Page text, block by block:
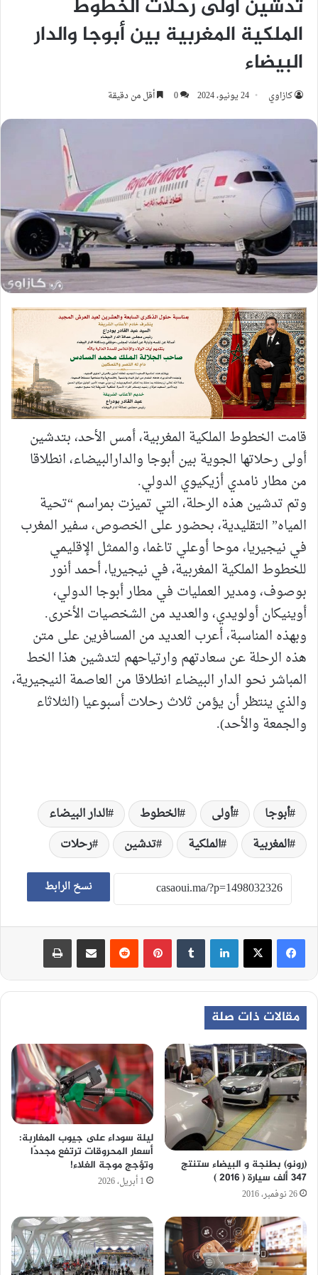
تدشين أولى رحلات الخطوط
الملكية المغربية بين أبوجا والدار
البيضاء
كازاوي 24 يونيو، 2024 0 أقل من دقيقة
قامت الخطوط الملكية المغربية، أمس الأحد، بتدشين
أولى رحلاتها الجوية بين أبوجا والدارالبيضاء، انطلاقا
من مطار نامدي أزيكيوي الدولي.
وتم تدشين هذه الرحلة، التي تميزت بمراسم “تحية
المياه” التقليدية، بحضور على الخصوص، سفير المغرب
في نيجيريا، موحا أوعلي تاغما، والممثل الإقليمي
للخطوط الملكية المغربية، في نيجيريا، أحمد أنور
بوصوف، ومدير العمليات في مطار أبوجا الدولي،
أوينيكان أولويدي، والعديد من الشخصيات الأخرى.
وبهذه المناسبة، أعرب العديد من المسافرين على متن
هذه الرحلة عن سعادتهم وارتياحهم لتدشين هذا الخط
المباشر نحو الدار البيضاء انطلاقا من العاصمة النيجيرية،
والذي ينتظر أن يؤمن ثلاث رحلات أسبوعيا (الثلاثاء
والجمعة والأحد).
أبوجا أولى الخطوط
الدار البيضاء
المغربية
الملكية تدشين رحلات
نسخ الرابط
لينكدإن بينتيريست
مقالات ذات صلة
(رونو) بطنجة و البيضاء ستنتج
347 ألف سيارة ( 2016 )
26 نوفمبر، 2016
ليلة سوداء على جيوب المغاربة:
أسعار المحروقات ترتفع مجددًا
وتؤجج موجة الغلاء!
1 أبريل، 2026